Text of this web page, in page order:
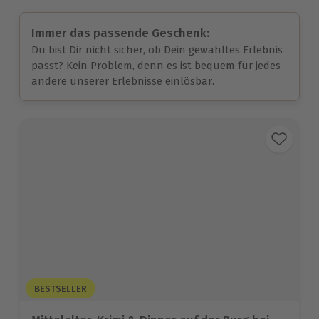
Immer das passende Geschenk:
Du bist Dir nicht sicher, ob Dein gewähltes Erlebnis
passt? Kein Problem, denn es ist bequem für jedes
andere unserer Erlebnisse einlösbar.
BESTSELLER